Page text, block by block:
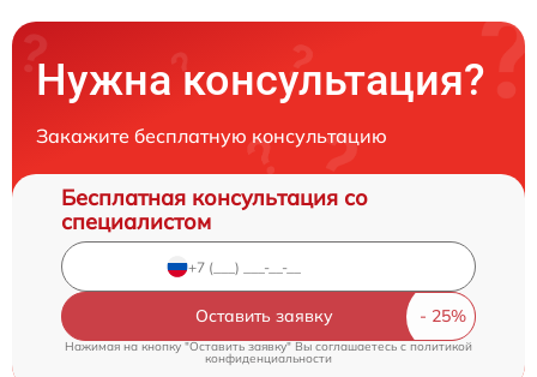
Нужна консультация?
Закажите бесплатную консультацию
Бесплатная консультация со
специалистом
Оставить заявку
Нажимая на кнопку "Оставить заявку" Вы соглашаетесь c политикой
конфиденциальности